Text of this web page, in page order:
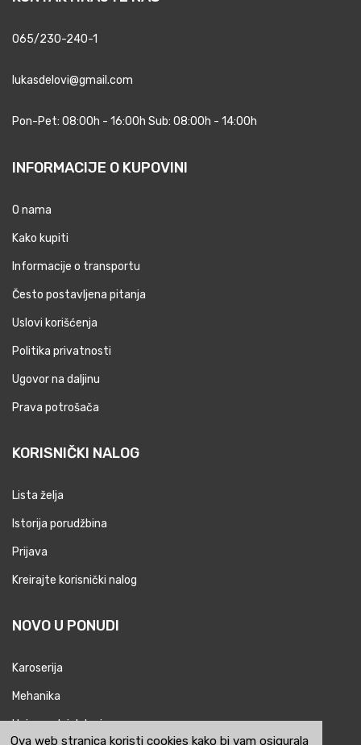
Ova web stranica koristi cookies kako bi vam osigurala
065/230-240-1
lukasdelovi@gmail.com
Pon-Pet: 08:00h - 16:00h Sub: 08:00h - 14:00h
INFORMACIJE O KUPOVINI
O nama
Kako kupiti
Informacije o transportu
Često postavljena pitanja
Uslovi korišćenja
Politika privatnosti
Ugovor na daljinu
Prava potrošača
KORISNIČKI NALOG
Lista želja
Istorija porudžbina
Prijava
Kreirajte korisnički nalog
NOVO U PONUDI
Karoserija
Mehanika
Univerzalni delovi